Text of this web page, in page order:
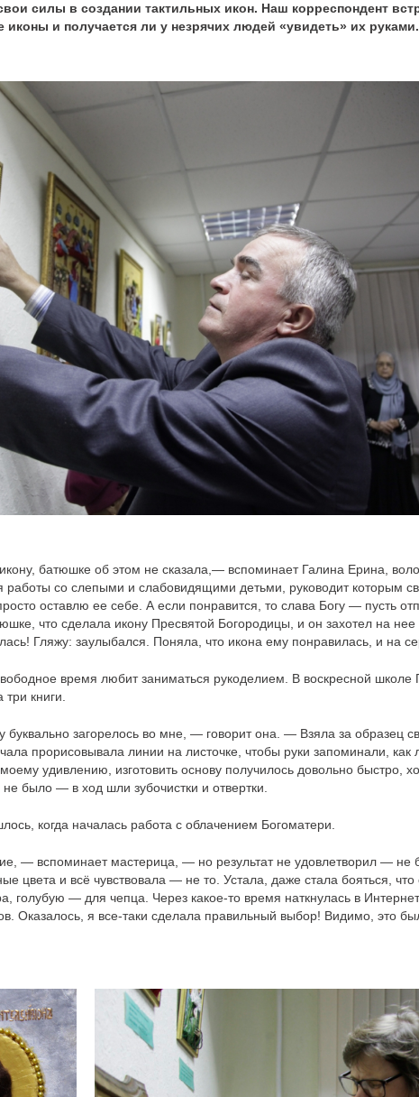
силы в создании тактильных икон. Наш корреспондент
иконы и получается ли у незрячих людей «увидеть» их руками.
батюшке об этом не сказала,— вспоминает Галина Ерина,
работы со слепыми и слабовидящими детьми, руководит которым
оставлю ее себе. А если понравится, то слава Богу — пусть
что сделала икону Пресвятой Богородицы, и он захотел на
Гляжу: заулыбался. Поняла, что икона ему понравилась, и на
время любит заниматься рукоделием. В воскресной школе
книги.
буквально загорелось во мне, — говорит она. — Взяла за
прорисовывала линии на листочке, чтобы руки запоминали, как
удивлению, изготовить основу получилось довольно быстро,
было — в ход шли зубочистки и отвертки.
когда началась работа с облачением Богоматери.
— вспоминает мастерица, — но результат не удовлетворил — не
цвета и всё чувствовала — не то. Устала, даже стала бояться,
— для чепца. Через какое-то время наткнулась в
Оказалось, я все-таки сделала правильный выбор! Видимо, это